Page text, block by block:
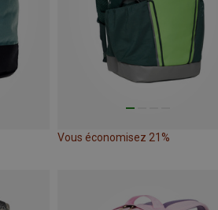
Vous économisez 21%